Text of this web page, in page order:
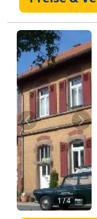
Zurück
1/ 4 📷